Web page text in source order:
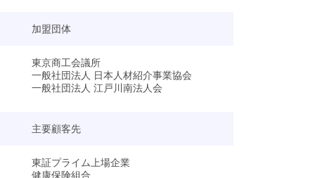
加盟団体
東京商工会議所
一般社団法人 日本人材紹介事業協会
一般社団法人 江戸川南法人会
主要顧客先
東証プライム上場企業
健康保険組合